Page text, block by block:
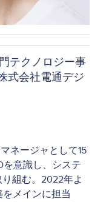
テクノロジー事
式会社電通デジ
ネージャとして15
を意識し、システ
組む。 2022年よ
メインに担当